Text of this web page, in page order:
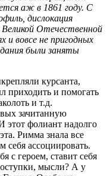
аж в 1861 году. С
дислокация
Великой Отечественной
и вовсе не пригодных
были заняты
курсанта,
приходить и помогать
и т.д.
зачитанную
фолиант надолго
Римма знала все
себя ассоциировать.
с героем, ставит себя
мысли? А у